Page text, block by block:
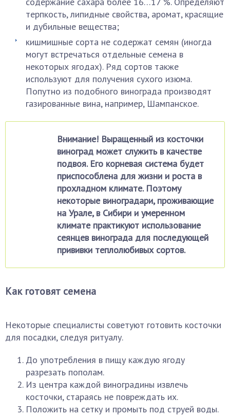
терпкость, липидные свойства, аромат, красящие
и дубильные вещества;
кишмишные сорта не содержат семян (иногда
могут встречаться отдельные семена в
некоторых ягодах). Ряд сортов также
используют для получения сухого изюма.
Попутно из подобного винограда производят
газированные вина, например, Шампанское.
Внимание! Выращенный из косточки
виноград может служить в качестве
подвоя. Его корневая система будет
приспособлена для жизни и роста в
прохладном климате. Поэтому
некоторые виноградари, проживающие
на Урале, в Сибири и умеренном
климате практикуют использование
сеянцев винограда для последующей
прививки теплолюбивых сортов.
Как готовят семена
Некоторые специалисты советуют готовить косточки
для посадки, следуя ритуалу.
До употребления в пищу каждую ягоду
разрезать пополам.
Из центра каждой виноградины извлечь
косточки, стараясь не повреждать их.
Положить на сетку и промыть под струей воды.